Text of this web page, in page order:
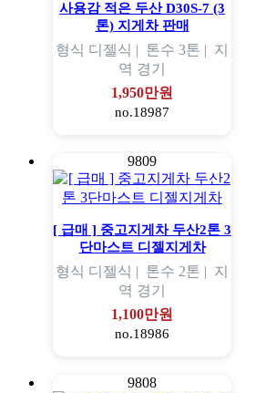
사용감 적은 두산 D30S-7 (3
톤) 지게차 판매
형식 디젤식 | 톤수 3톤 | 지
역 경기
1,950만원
no.18987
9809
[ 급매 ] 중고지게차 두산2톤 3
단마스트 디젤지게차
형식 디젤식 | 톤수 2톤 | 지
역 경기
1,100만원
no.18986
9808